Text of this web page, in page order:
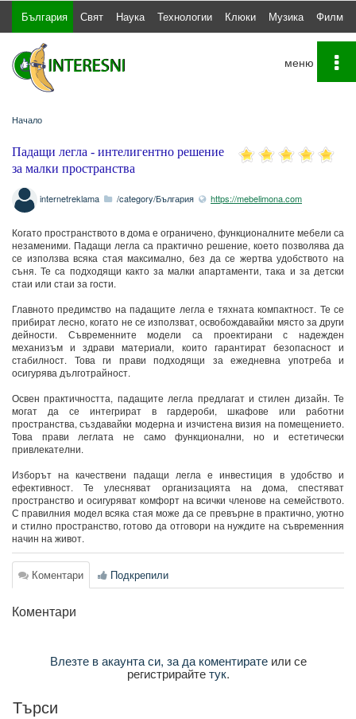
България Свят Наука Технологии Клюки Музика Филми
Начало
Падащи легла - интелигентно решение
за малки пространства
internetreklama /category/България https://mebelimona.com
Когато пространството в дома е ограничено, функционалните мебели са
незаменими. Падащи легла са практично решение, което позволява да
се използва всяка стая максимално, без да се жертва удобството на
съня. Те са подходящи както за малки апартаменти, така и за детски
стаи или стаи за гости.
Главното предимство на падащите легла е тяхната компактност. Те се
прибират лесно, когато не се използват, освобождавайки място за други
дейности. Съвременните модели са проектирани с надежден
механизъм и здрави материали, които гарантират безопасност и
стабилност. Това ги прави подходящи за ежедневна употреба и
осигурява дълготрайност.
Освен практичността, падащите легла предлагат и стилен дизайн. Те
могат да се интегрират в гардероби, шкафове или работни
пространства, създавайки модерна и изчистена визия на помещението.
Това прави леглата не само функционални, но и естетически
привлекателни.
Изборът на качествени падащи легла е инвестиция в удобство и
ефективност. Те улесняват организацията на дома, спестяват
пространство и осигуряват комфорт на всички членове на семейството.
С правилния модел всяка стая може да се превърне в практично, уютно
и стилно пространство, готово да отговори на нуждите на съвременния
начин на живот.
Коментари Подкрепили
Коментари
Влезте в акаунта си, за да коментиратеили се
регистрирайтетук.
Търси